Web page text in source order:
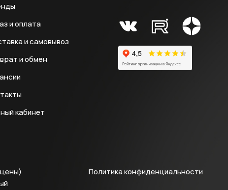
и оплата
и самовывоз
и обмен
кабинет
Политика конфиденциальности